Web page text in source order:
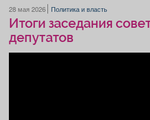
Работа
28 мая 2026 Политика и власть
Итоги заседания
депутатов